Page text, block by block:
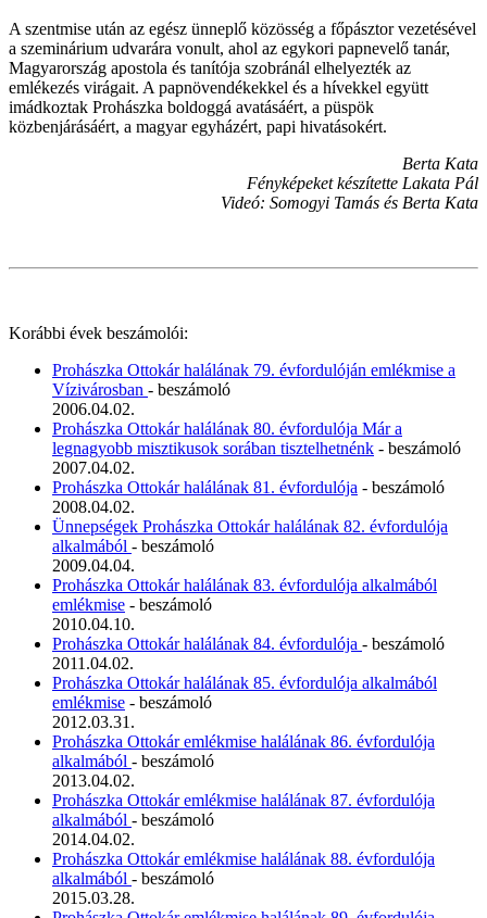
A szentmise után az egész ünneplő közösség a főpásztor vezetésével
a szeminárium udvarára vonult, ahol az egykori papnevelő tanár,
Magyarország apostola és tanítója szobránál elhelyezték az
emlékezés virágait. A papnövendékekkel és a hívekkel együtt
imádkoztak Prohászka boldoggá avatásáért, a püspök
közbenjárásáért, a magyar egyházért, papi hivatásokért.
Berta Kata
Fényképeket készítette Lakata Pál
Videó: Somogyi Tamás és Berta Kata
Korábbi évek beszámolói:
Prohászka Ottokár halálának 79. évfordulóján emlékmise a
Vízivárosban - beszámoló
2006.04.02.
Prohászka Ottokár halálának 80. évfordulója Már a
legnagyobb misztikusok sorában tisztelhetnénk - beszámoló
2007.04.02.
Prohászka Ottokár halálának 81. évfordulója - beszámoló
2008.04.02.
Ünnepségek Prohászka Ottokár halálának 82. évfordulója
alkalmából - beszámoló
2009.04.04.
Prohászka Ottokár halálának 83. évfordulója alkalmából
emlékmise - beszámoló
2010.04.10.
Prohászka Ottokár halálának 84. évfordulója - beszámoló
2011.04.02.
Prohászka Ottokár halálának 85. évfordulója alkalmából
emlékmise - beszámoló
2012.03.31.
Prohászka Ottokár emlékmise halálának 86. évfordulója
alkalmából - beszámoló
2013.04.02.
Prohászka Ottokár emlékmise halálának 87. évfordulója
alkalmából - beszámoló
2014.04.02.
Prohászka Ottokár emlékmise halálának 88. évfordulója
alkalmából - beszámoló
2015.03.28.